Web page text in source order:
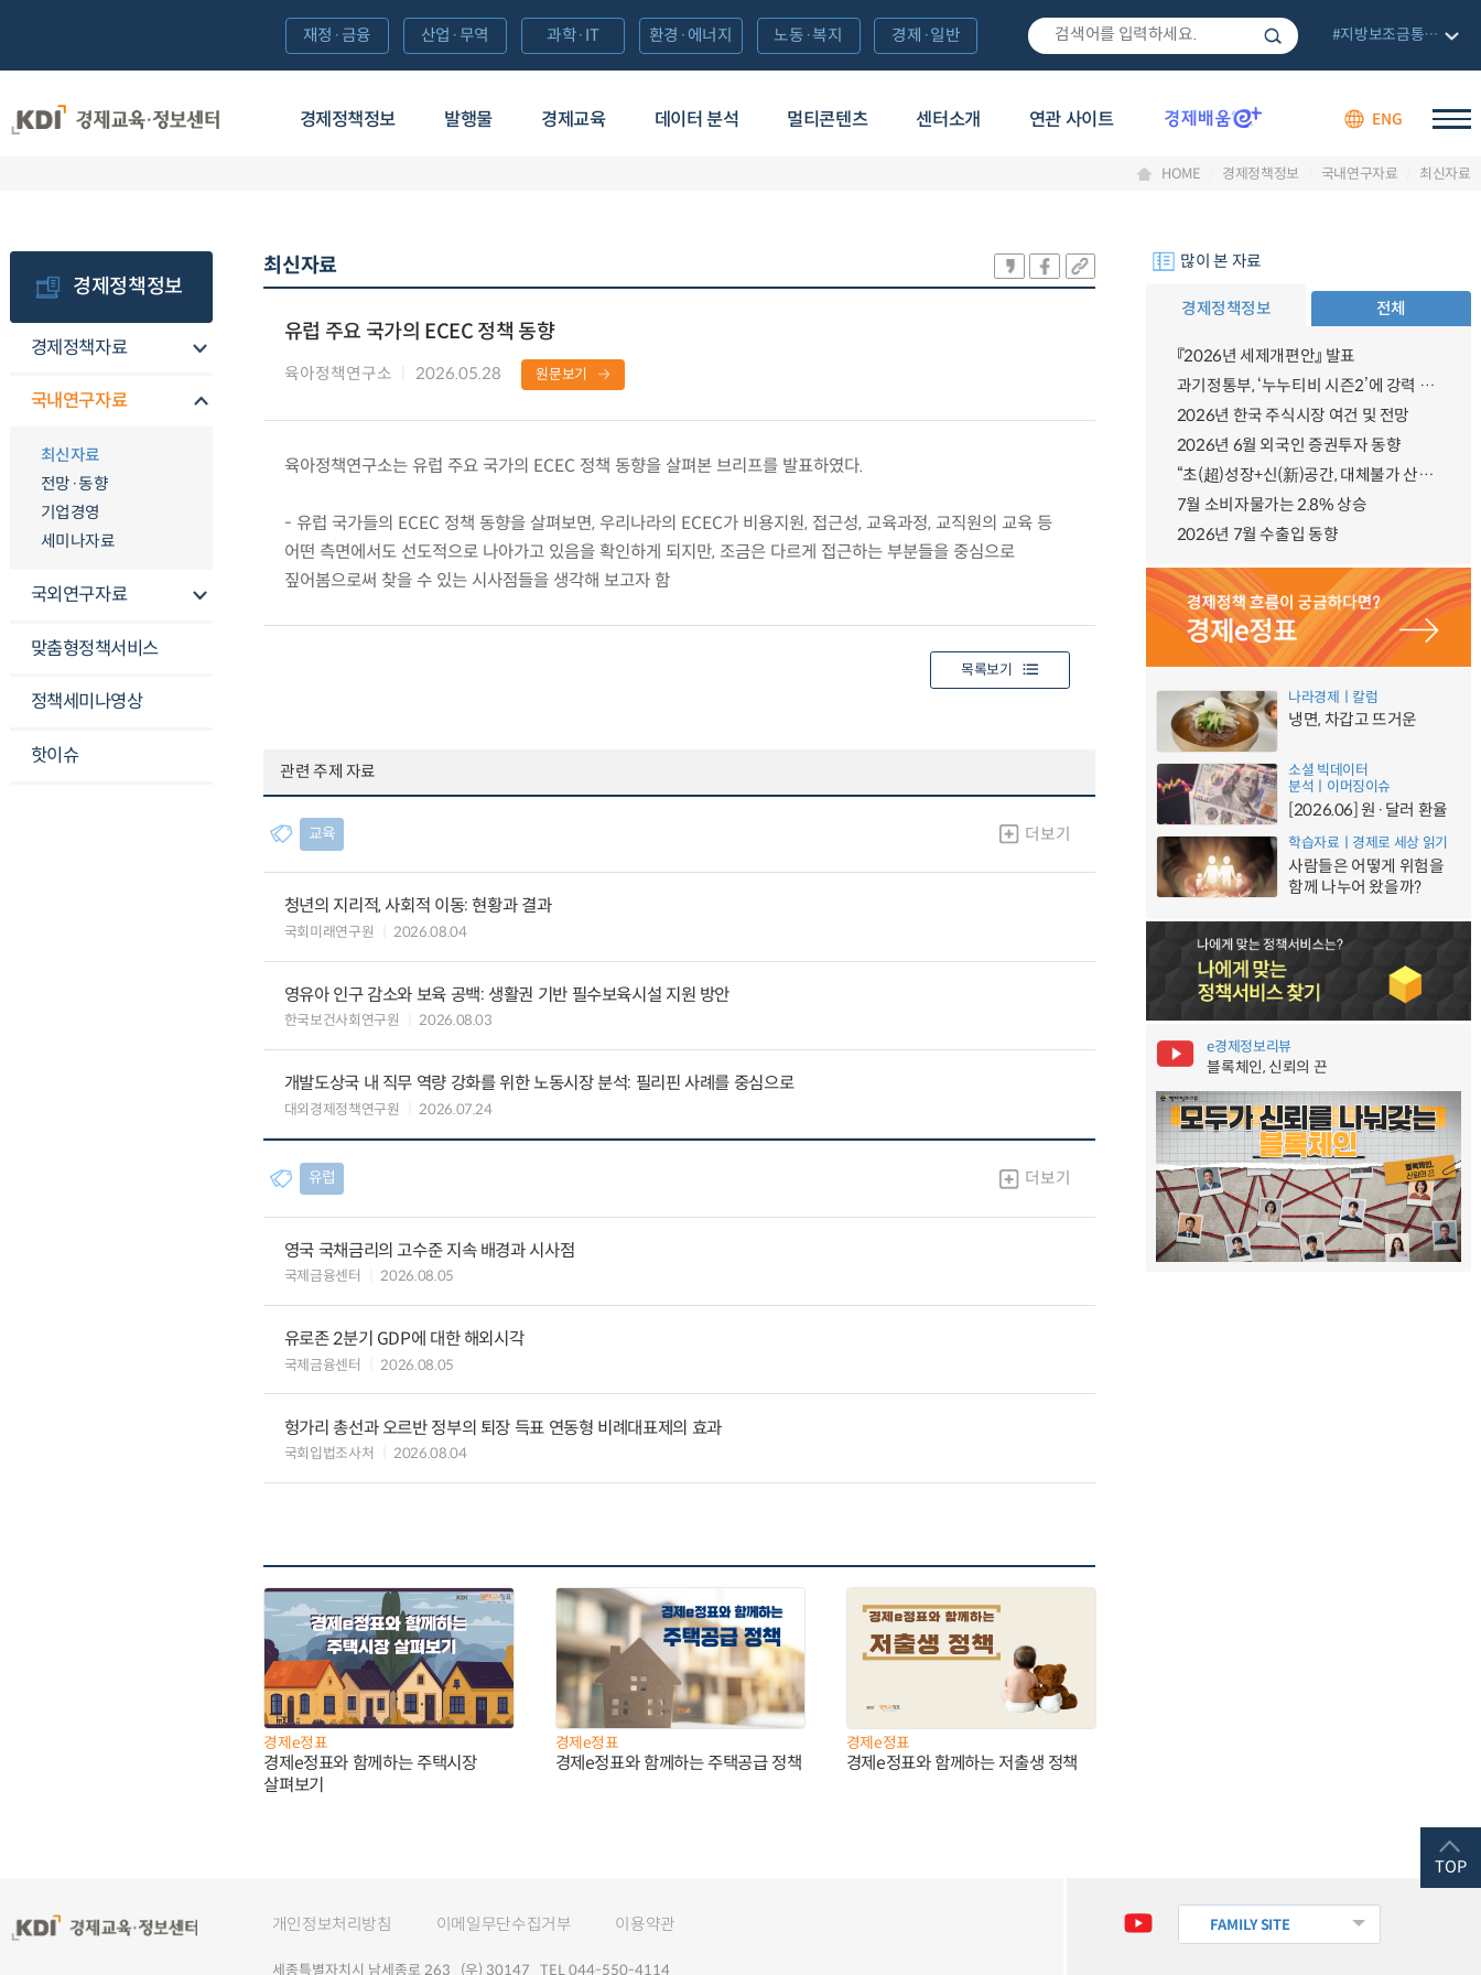
경제정책정보 발행물 경제교육 데이터 분석 멀티콘텐츠 센터소개 연관 사이트 ENG
재정·금융 산업·무역 과학·IT 환경·에너지 노동·복지 경제·일반 #지방보조금통합관리망
HOME 경제정책정보 국내연구자료 최신자료
경제정책정보
경제정책자료
국내연구자료
최신자료
전망·동향
기업경영
세미나자료
국외연구자료
맞춤형정책서비스
정책세미나영상
핫이슈
최신자료
유럽 주요 국가의 ECEC 정책 동향
육아정책연구소 2026.05.28 원문보기
육아정책연구소는 유럽 주요 국가의 ECEC 정책 동향을 살펴본 브리프를 발표하였다.
- 유럽 국가들의 ECEC 정책 동향을 살펴보면, 우리나라의 ECEC가 비용지원, 접근성, 교육과정, 교직원의 교육 등
어떤 측면에서도 선도적으로 나아가고 있음을 확인하게 되지만, 조금은 다르게 접근하는 부분들을 중심으로
짚어봄으로써 찾을 수 있는 시사점들을 생각해 보고자 함
목록보기
관련 주제 자료
교육 더보기
청년의 지리적, 사회적 이동: 현황과 결과
국회미래연구원 2026.08.04
영유아 인구 감소와 보육 공백: 생활권 기반 필수보육시설 지원 방안
한국보건사회연구원 2026.08.03
개발도상국 내 직무 역량 강화를 위한 노동시장 분석: 필리핀 사례를 중심으로
대외경제정책연구원 2026.07.24
유럽 더보기
영국 국채금리의 고수준 지속 배경과 시사점
국제금융센터 2026.08.05
유로존 2분기 GDP에 대한 해외시각
국제금융센터 2026.08.05
헝가리 총선과 오르반 정부의 퇴장 득표 연동형 비례대표제의 효과
국회입법조사처 2026.08.04
경제e정표
경제e정표와 함께하는 주택시장
살펴보기
경제e정표
경제e정표와 함께하는 주택공급 정책
경제e정표
경제e정표와 함께하는 저출생 정책
많이 본 자료
경제정책정보 전체
『2026년 세제개편안』 발표
과기정통부, ‘누누티비 시즌2’에 강력 대응 의지 밝혀
2026년 한국 주식시장 여건 및 전망
2026년 6월 외국인 증권투자 동향
“초(超)성장+신(新)공간, 대체불가 산업강국”
7월 소비자물가는 2.8% 상승
2026년 7월 수출입 동향
나라경제ㅣ칼럼
냉면, 차갑고 뜨거운
소셜 빅데이터
분석ㅣ이머징이슈
[2026.06] 원·달러 환율
학습자료ㅣ경제로 세상 읽기
사람들은 어떻게 위험을
함께 나누어 왔을까?
e경제정보리뷰
블록체인, 신뢰의 끈
FAMILY SITE
개인정보처리방침 이메일무단수집거부 이용약관
세종특별자치시 남세종로 263 (우) 30147 TEL 044-550-4114
TOP